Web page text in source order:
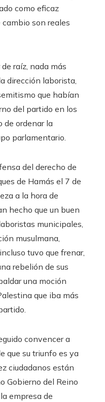
como eficaz
son reales
raíz, nada más
dirección laborista,
que habían
del partido en los
de ordenar la
parlamentario.
del derecho de
de Hamás el 7 de
a la hora de
hecho que un buen
municipales,
musulmana,
tuvo que frenar,
rebelión de sus
una moción
que iba más
convencer a
que su triunfo es ya
ciudadanos están
Gobierno del Reino
empresa de